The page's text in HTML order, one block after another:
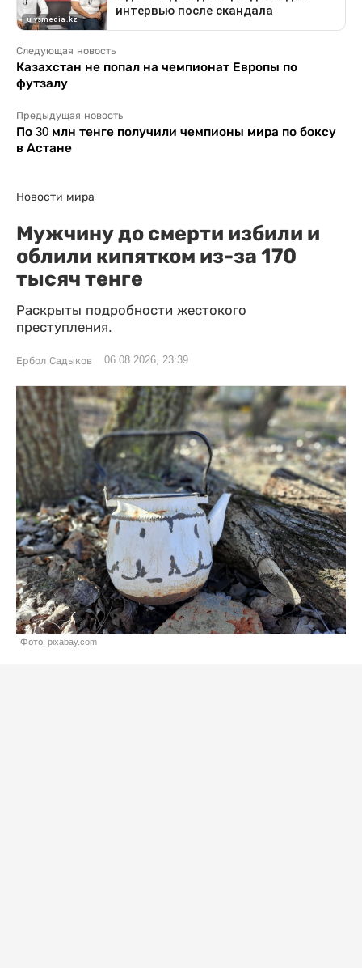
Следующая новость
Казахстан не попал на чемпионат Европы по
футзалу
Предыдущая новость
По 30 млн тенге получили чемпионы мира по боксу
в Астане
Новости мира
Мужчину до смерти избили и
облили кипятком из-за 170
тысяч тенге
Раскрыты подробности жестокого
преступления.
Ербол Садыков 06.08.2026, 23:39
Фото: pixabay.com